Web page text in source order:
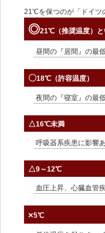
21℃を保つのが「ドイツ
◎21℃（推奨温度）と
昼間の『居間』の最
〇18℃（許容温度）
夜間の『寝室』の最
△16℃未満
呼吸器系疾患に影響
△9～12℃
血圧上昇、心臓血管
×5℃